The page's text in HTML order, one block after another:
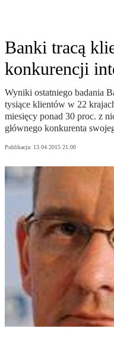
Banki tracą
konkurencji
Wyniki ostatniego badania
tysiące klientów w 22
miesięcy ponad 30 proc. z
głównego konkurenta
Publikacja: 13.04.2015 21:00